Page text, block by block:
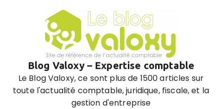
Blog Valoxy – Expertise comptable
Le Blog Valoxy, ce sont plus de 1500 articles sur
toute l'actualité comptable, juridique, fiscale, et la
gestion d'entreprise